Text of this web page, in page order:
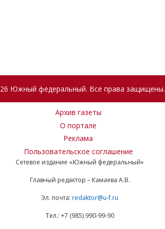
Южный федеральный. Все права защищены.
Архив газеты
О портале
Реклама
Пользовательское соглашение
Сетевое издание «Южный федеральный»
Главный редактор – Камаева А.В.
Эл. почта: redaktor@u-f.ru
Тел.: +7 (985) 990-99-90